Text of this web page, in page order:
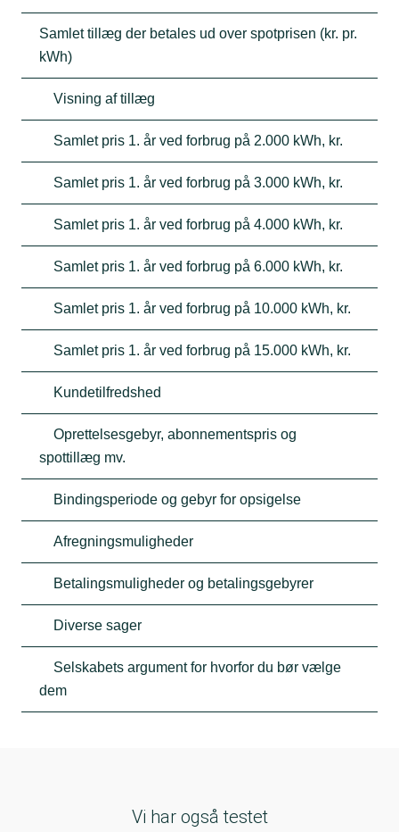
Samlet tillæg der betales ud over spotprisen (kr. pr.
kWh)
Visning af tillæg
Samlet pris 1. år ved forbrug på 2.000 kWh, kr.
Samlet pris 1. år ved forbrug på 3.000 kWh, kr.
Samlet pris 1. år ved forbrug på 4.000 kWh, kr.
Samlet pris 1. år ved forbrug på 6.000 kWh, kr.
Samlet pris 1. år ved forbrug på 10.000 kWh, kr.
Samlet pris 1. år ved forbrug på 15.000 kWh, kr.
Kundetilfredshed
Oprettelsesgebyr, abonnementspris og
spottillæg mv.
Bindingsperiode og gebyr for opsigelse
Afregningsmuligheder
Betalingsmuligheder og betalingsgebyrer
Diverse sager
Selskabets argument for hvorfor du bør vælge
dem
Vi har også testet